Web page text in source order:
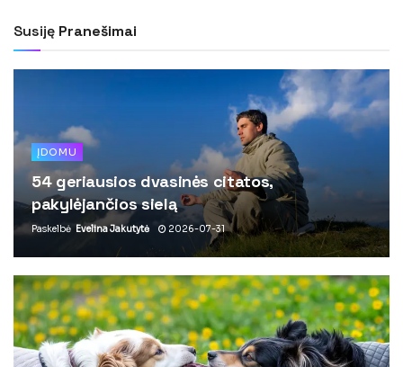
Susiję Pranešimai
ĮDOMU
54 geriausios dvasinės citatos,
pakylėjančios sielą
Paskelbė Evelina Jakutytė 2026-07-31